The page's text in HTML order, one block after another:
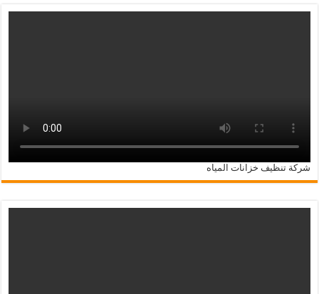
شركة تنظيف خزانات المياه